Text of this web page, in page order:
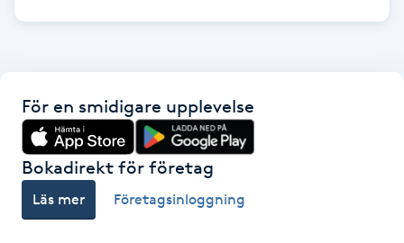
Fotsvamp
Fransar
Fransborttagning
Fransfärgning
För en smidigare upplevelse
Bokadirekt för företag
Läs mer Företagsinloggning